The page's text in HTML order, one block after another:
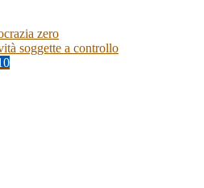
zero
soggette a controllo